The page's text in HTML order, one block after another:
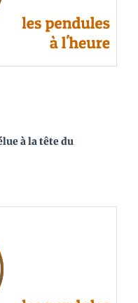
à la tête du